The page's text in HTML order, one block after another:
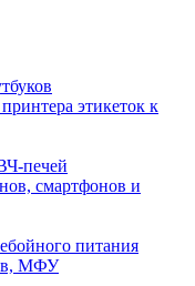
этикеток к
печей
смартфонов и
питания
МФУ